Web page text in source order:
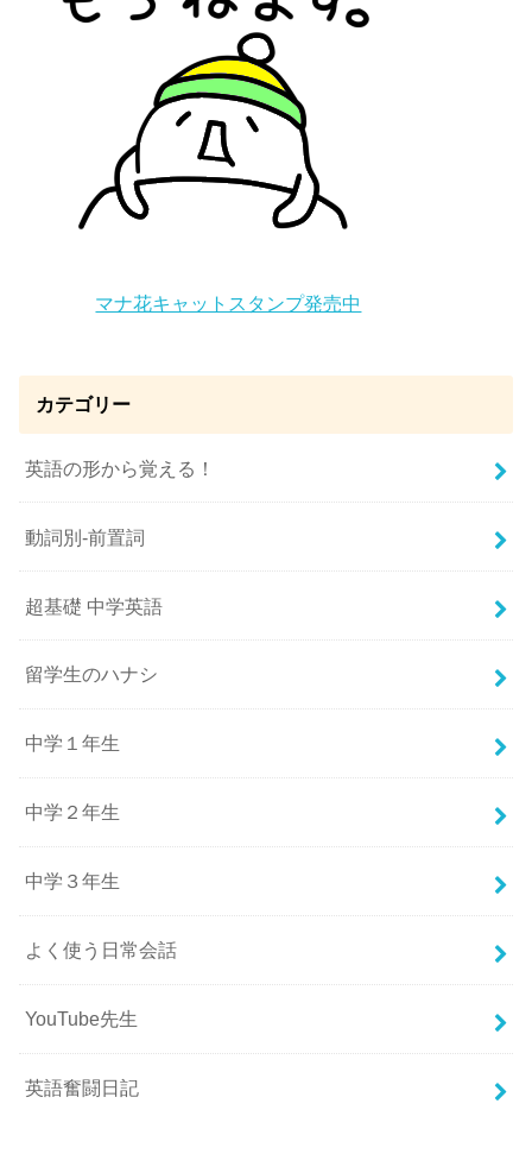
マナ花キャットスタンプ発売中
カテゴリー
英語の形から覚える！
動詞別-前置詞
超基礎 中学英語
留学生のハナシ
中学１年生
中学２年生
中学３年生
よく使う日常会話
YouTube先生
英語奮闘日記